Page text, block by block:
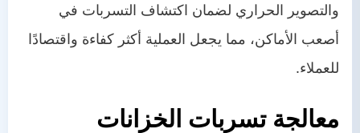
والتصوير الحراري لضمان اكتشاف التسربات في
أصعب الأماكن، مما يجعل العملية أكثر كفاءة واقتصادًا
للعملاء.
معالجة تسربات الخزانات